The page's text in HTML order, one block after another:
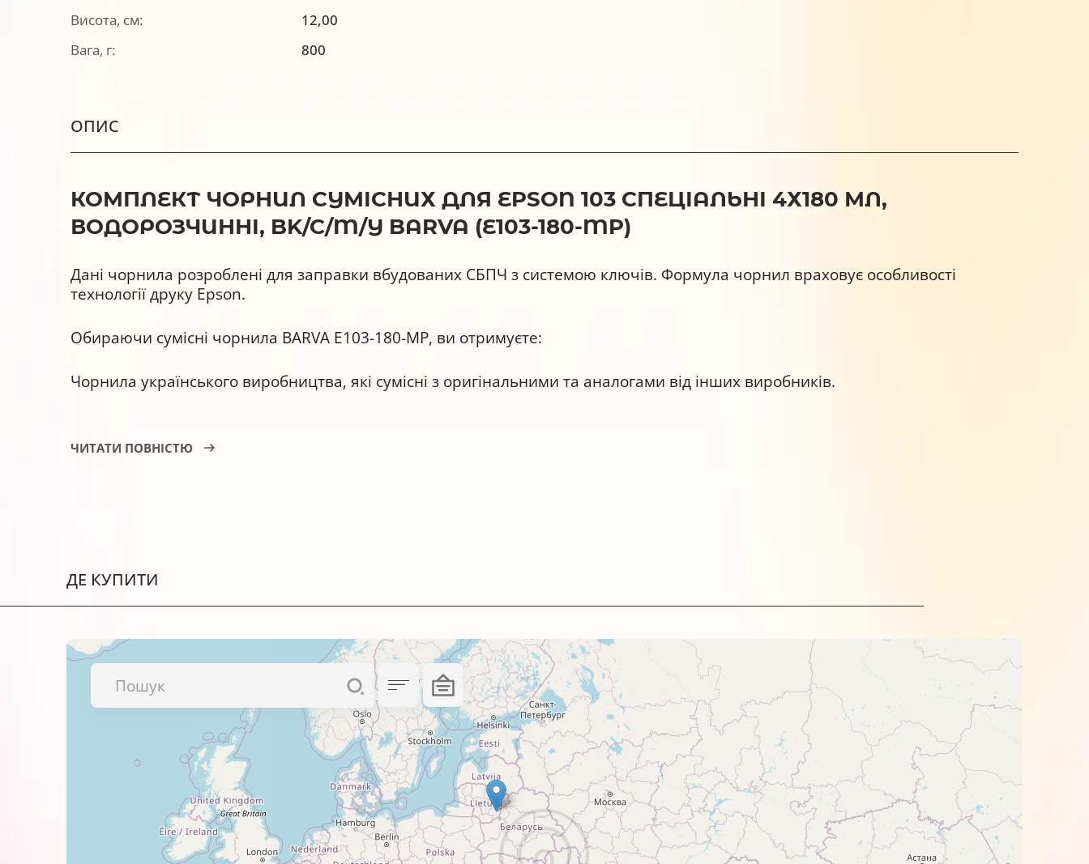
Висота, см:
12,00
Вага, г:
800
ОПИС
КОМПЛЕКТ ЧОРНИЛ СУМІСНИХ ДЛЯ EPSON 103 СПЕЦІАЛЬНІ 4Х180 МЛ,
ВОДОРОЗЧИННІ, BK/C/M/Y BARVA (E103-180-MP)
Дані чорнила розроблені для заправки вбудованих СБПЧ з системою ключів. Формула чорнил враховує особливості
технології друку Epson.
Обираючи сумісні чорнила BARVA E103-180-MP, ви отримуєте:
Чорнила українського виробництва, які сумісні з оригінальними та аналогами від інших виробників.
Водорозчинні чорнила E103-180-MP: рекомендації щодо застосування
Завжди перевіряйте сумісність перед використанням у принтерах чи БФП Epson.
Якщо тип чорнила відрізняється від того, який ви використовували раніше - перед заправкою краще позбутися їх
залишків. Тобто, якщо ви переходите з пігментних чорнил на водорозчинні або навпаки, то перед заправкою
прочистіть пристрій від попередніх чорнил.
Перед заправкою ознайомтеся з інструкцією від виробника.
Зберігайте чорнила в прохолодному та сухому місці та не допускайте впливу прямих сонячних променів.
ЧИТАТИ ПОВНІСТЮ
ДЕ КУПИТИ